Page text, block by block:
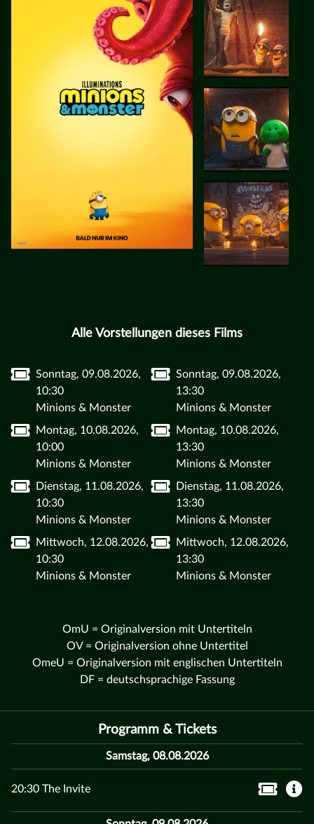
Alle Vorstellungen dieses Films
Sonntag, 09.08.2026,
10:30
Minions & Monster
Sonntag, 09.08.2026,
13:30
Minions & Monster
Montag, 10.08.2026,
10:00
Minions & Monster
Montag, 10.08.2026,
13:30
Minions & Monster
Dienstag, 11.08.2026,
10:30
Minions & Monster
Dienstag, 11.08.2026,
13:30
Minions & Monster
Mittwoch, 12.08.2026,
10:30
Minions & Monster
Mittwoch, 12.08.2026,
13:30
Minions & Monster
OmU = Originalversion mit Untertiteln
OV = Originalversion ohne Untertitel
OmeU = Originalversion mit englischen Untertiteln
DF = deutschsprachige Fassung
Programm & Tickets
Samstag, 08.08.2026
20:30 The Invite